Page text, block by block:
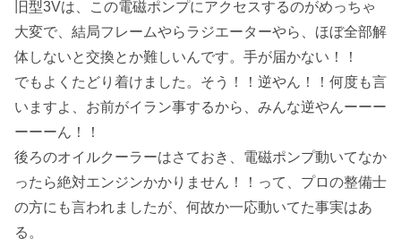
旧型3Vは、この電磁ポンプにアクセスするのがめっちゃ
大変で、結局フレームやらラジエーターやら、ほぼ全部解
体しないと交換とか難しいんです。手が届かない！！
でもよくたどり着けました。そう！！逆やん！！何度も言
いますよ、お前がイラン事するから、みんな逆やんーーー
ーーーん！！
後ろのオイルクーラーはさておき、電磁ポンプ動いてなか
ったら絶対エンジンかかりません！！って、プロの整備士
の方にも言われましたが、何故か一応動いてた事実はあ
る。